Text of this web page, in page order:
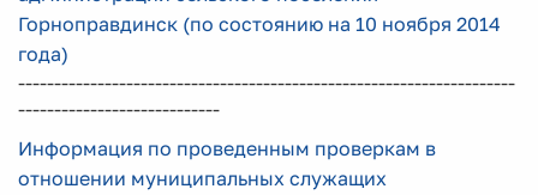
Горноправдинск (по состоянию на 10 ноября 2014
года)
---------------------------------------------------------------------
----------------------------
Информация по проведенным проверкам в
отношении муниципальных служащих